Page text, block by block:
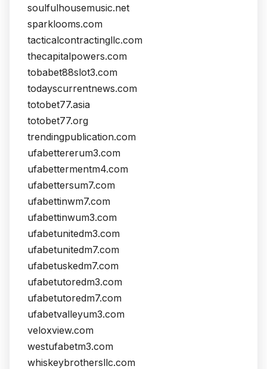
soulfulhousemusic.net
sparklooms.com
tacticalcontractingllc.com
thecapitalpowers.com
tobabet88slot3.com
todayscurrentnews.com
totobet77.asia
totobet77.org
trendingpublication.com
ufabettererum3.com
ufabettermentm4.com
ufabettersum7.com
ufabettinwm7.com
ufabettinwum3.com
ufabetunitedm3.com
ufabetunitedm7.com
ufabetuskedm7.com
ufabetutoredm3.com
ufabetutoredm7.com
ufabetvalleyum3.com
veloxview.com
westufabetm3.com
whiskeybrothersllc.com